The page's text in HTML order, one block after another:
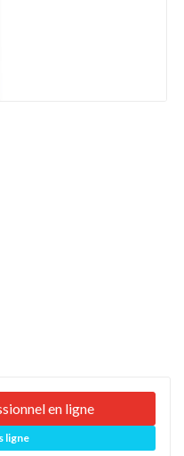
en ligne
ligne